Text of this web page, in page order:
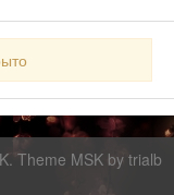
Theme MSK by trialb